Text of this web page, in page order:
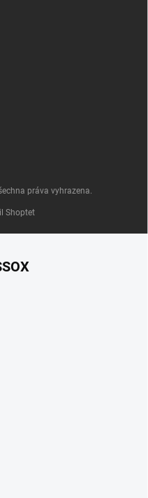
Shoptet
práva vyhrazena.